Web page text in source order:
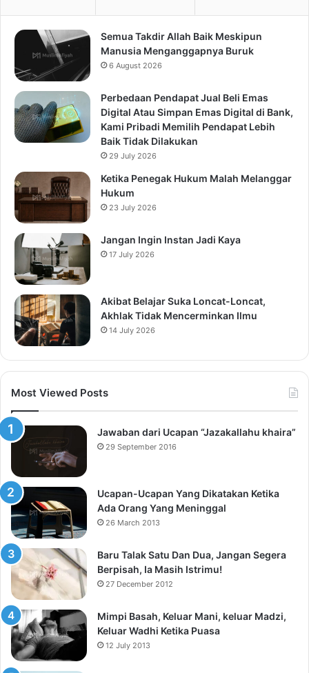
Semua Takdir Allah Baik Meskipun
Manusia Menganggapnya Buruk
6 August 2026
Perbedaan Pendapat Jual Beli Emas
Digital Atau Simpan Emas Digital di Bank,
Kami Pribadi Memilih Pendapat Lebih
Baik Tidak Dilakukan
29 July 2026
Ketika Penegak Hukum Malah Melanggar
Hukum
23 July 2026
Jangan Ingin Instan Jadi Kaya
17 July 2026
Akibat Belajar Suka Loncat-Loncat,
Akhlak Tidak Mencerminkan Ilmu
14 July 2026
Most Viewed Posts
Jawaban dari Ucapan “Jazakallahu khaira”
29 September 2016
Ucapan-Ucapan Yang Dikatakan Ketika
Ada Orang Yang Meninggal
26 March 2013
Baru Talak Satu Dan Dua, Jangan Segera
Berpisah, Ia Masih Istrimu!
27 December 2012
Mimpi Basah, Keluar Mani, keluar Madzi,
Keluar Wadhi Ketika Puasa
12 July 2013